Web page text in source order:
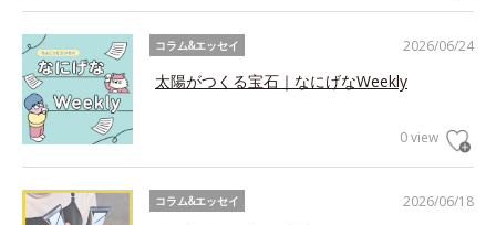
2026/06/24
コラム&エッセイ
太陽がつくる宝石｜なにげなWeekly
0 view
2026/06/18
コラム&エッセイ